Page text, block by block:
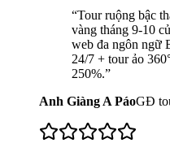
“Tour ruộng bậc
vàng tháng 9-10
web đa ngôn ngữ
24/7 + tour ảo
250%.”
Anh Giàng A PáoGĐ